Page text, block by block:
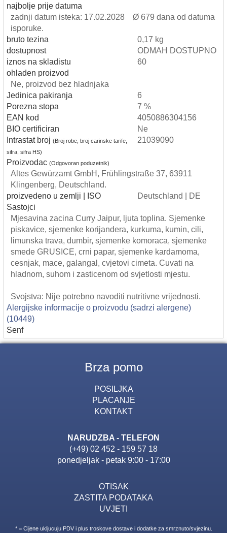
najbolje prije datuma
zadnji datum isteka: 17.02.2028 Ø 679 dana od datuma
isporuke.
bruto tezina
0,17 kg
dostupnost
ODMAH DOSTUPNO
iznos na skladistu
60
ohladen proizvod
Ne, proizvod bez hladnjaka
Jedinica pakiranja
6
Porezna stopa
7 %
EAN kod
4050886304156
BIO certificiran
Ne
Intrastat broj (Broj robe, broj carinske tarife,
sifra, sifra HS)
21039090
Proizvodac (Odgovoran poduzetnik)
Altes Gewürzamt GmbH, Frühlingstraße 37, 63911
Klingenberg, Deutschland.
proizvedeno u zemlji | ISO
Deutschland | DE
Sastojci
Mjesavina zacina Curry Jaipur, ljuta toplina. Sjemenke
piskavice, sjemenke korijandera, kurkuma, kumin, cili,
limunska trava, dumbir, sjemenke komoraca, sjemenke
smede GRUSICE, crni papar, sjemenke kardamoma,
cesnjak, mace, galangal, cvjetovi cimeta. Cuvati na
hladnom, suhom i zasticenom od svjetlosti mjestu.
Svojstva: Nije potrebno navoditi nutritivne vrijednosti.
Alergijske informacije o proizvodu (sadrzi alergene)
(10449)
Senf
Brza pomo
POSILJKA
PLACANJE
KONTAKT
NARUDZBA - TELEFON
(+49) 02 452 - 159 57 18
ponedjeljak - petak 9:00 - 17:00
OTISAK
ZASTITA PODATAKA
UVJETI
* = Cijene ukljucuju PDV i plus troskove dostave i dodatke za smrznuto/svjezinu.